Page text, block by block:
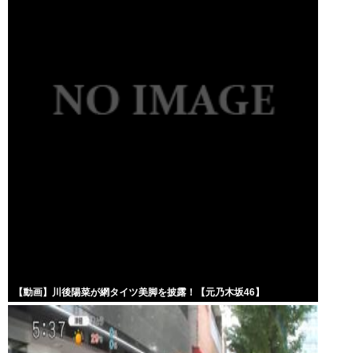
【動画】川後陽菜が網タイツ美脚を披露！【元乃木坂46】